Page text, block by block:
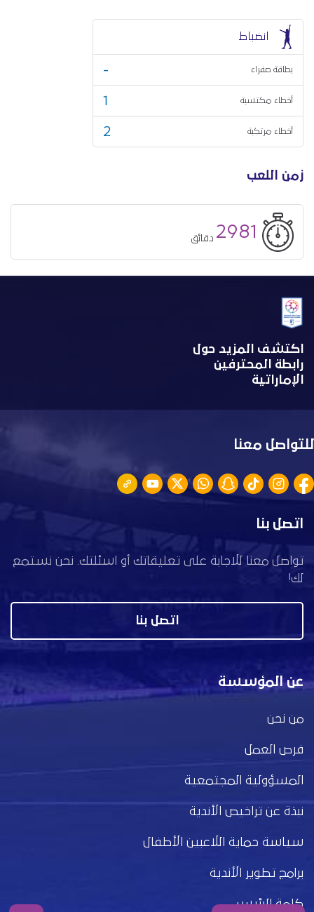
زمن اللعب
2981 دقائق
انضباط
بطاقة صفراء -
أخطاء مكتسبة 1
أخطاء مرتكبة 2
اكتشف المزيد حول
رابطة المحترفين
الإماراتية
للتواصل معنا
اتصل بنا
تواصل معنا للاجابة على تعليقاتك أو اسئلتك. نحن نستمع
لك!
اتصل بنا
عن المؤسسة
من نحن
فرص العمل
المسؤولية المجتمعية
نبذة عن تراخيص الأندية
سياسة حماية اللاعبين الأطفال
برامج تطوير الأندية
كلمة الرئيس